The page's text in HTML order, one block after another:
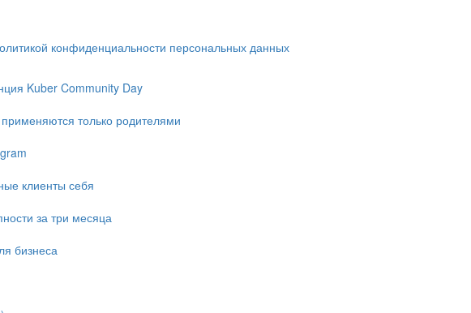
конфиденциальности персональных данных
Kuber Community Day
только родителями
клиенты себя
за три месяца
бизнеса